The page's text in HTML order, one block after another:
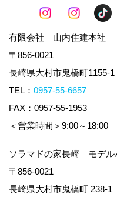
有限会社 山内住建本社
〒856-0021
長崎県大村市鬼橋町1155-
TEL： 0957-55-6657
FAX：0957-55-1953
＜営業時間＞9:00～18:00
ソラマドの家長崎 モデル
〒856-0021
長崎県大村市鬼橋町 238-1